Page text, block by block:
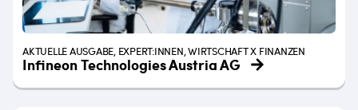
AKTUELLE AUSGABE, EXPERT:INNEN, WIRTSCHAFT X FINANZEN
Infineon Technologies Austria AG